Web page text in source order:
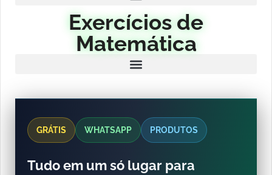
Exercícios de
Matemática
GRÁTIS WHATSAPP PRODUTOS
Tudo em um só lugar para